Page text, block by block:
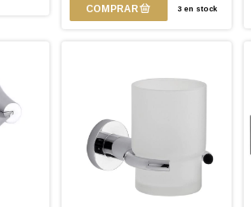
3en stock